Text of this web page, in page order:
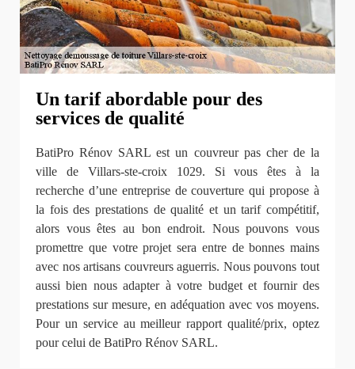
Un tarif abordable pour des
services de qualité
BatiPro Rénov SARL est un couvreur pas cher de la
ville de Villars-ste-croix 1029. Si vous êtes à la
recherche d’une entreprise de couverture qui propose à
la fois des prestations de qualité et un tarif compétitif,
alors vous êtes au bon endroit. Nous pouvons vous
promettre que votre projet sera entre de bonnes mains
avec nos artisans couvreurs aguerris. Nous pouvons tout
aussi bien nous adapter à votre budget et fournir des
prestations sur mesure, en adéquation avec vos moyens.
Pour un service au meilleur rapport qualité/prix, optez
pour celui de BatiPro Rénov SARL.